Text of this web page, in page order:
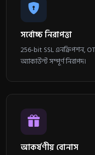
সর্বোচ্চ নিরাপত্তা
256-bit SSL এনক্রিপশন,
অ্যাকাউন্ট সম্পূর্ণ নিরাপদ।
আকর্ষণীয় বোনাস